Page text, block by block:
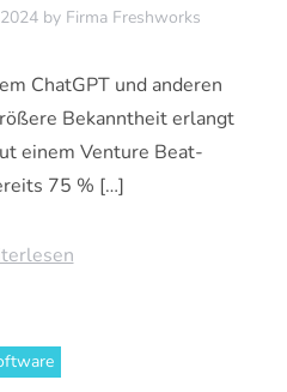
by Firma Freshworks
ChatGPT und anderen
Bekanntheit erlangt
einem Venture Beat-
75 % […]